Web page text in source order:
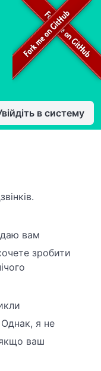
в систему
вам
зробити
я не
ваш